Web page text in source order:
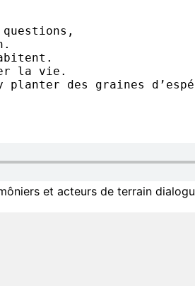
la vie.
des graines
et acteurs de terrain